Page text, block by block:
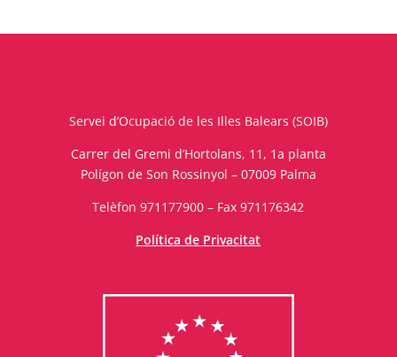
Servei d’Ocupació de les Illes Balears (SOIB)
Carrer del Gremi d’Hortolans, 11, 1a planta
Polígon de Son Rossinyol – 07009 Palma
Telèfon 971177900 – Fax 971176342
Política de Privacitat